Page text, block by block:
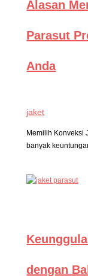
Alasan
Parasut
Anda
jaket
Memilih Konveksi
banyak
dengan